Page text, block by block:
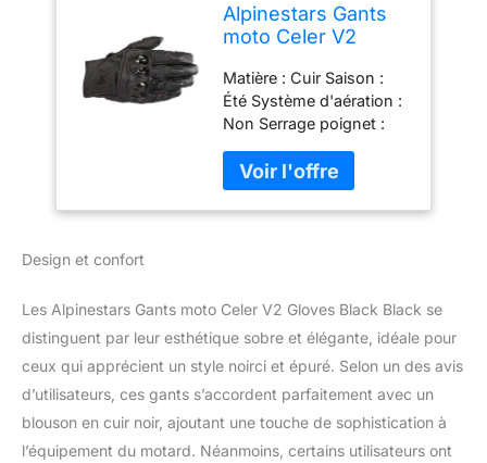
Alpinestars Gants
moto Celer V2
Noir/Noir, L
Matière : Cuir Saison :
Été Système d'aération :
Non Serrage poignet :
Oui
Design et confort
Les Alpinestars Gants moto Celer V2 Gloves Black Black se
distinguent par leur esthétique sobre et élégante, idéale pour
ceux qui apprécient un style noirci et épuré. Selon un des avis
d’utilisateurs, ces gants s’accordent parfaitement avec un
blouson en cuir noir, ajoutant une touche de sophistication à
l’équipement du motard. Néanmoins, certains utilisateurs ont